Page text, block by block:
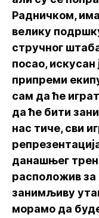
Радничком,
велику
стручног
посао, искусан
припреми
сам да ће
да ће бити
нас тиче, сви
данашњег
расположив за
занимљиву
морамо да